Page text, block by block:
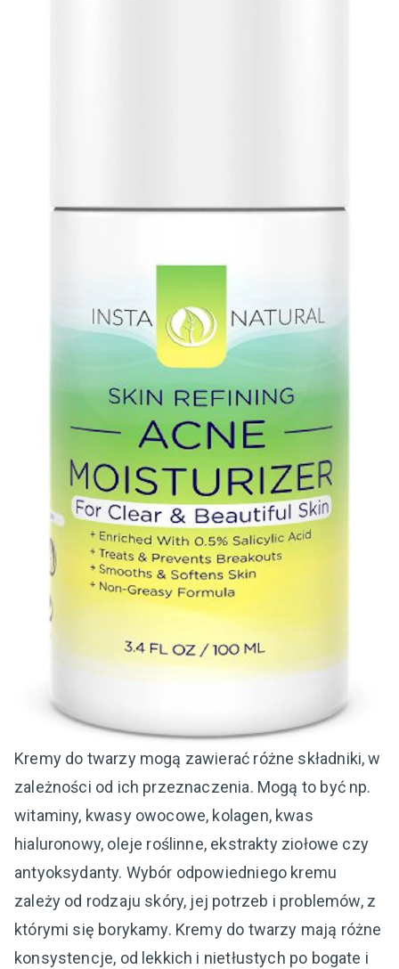
Kremy do twarzy mogą zawierać różne składniki, w
zależności od ich przeznaczenia. Mogą to być np.
witaminy, kwasy owocowe, kolagen, kwas
hialuronowy, oleje roślinne, ekstrakty ziołowe czy
antyoksydanty. Wybór odpowiedniego kremu
zależy od rodzaju skóry, jej potrzeb i problemów, z
którymi się borykamy. Kremy do twarzy mają różne
konsystencje, od lekkich i nietłustych po bogate i